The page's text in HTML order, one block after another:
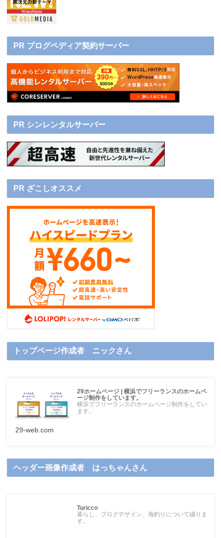
PR ブログペディア契約サーバー
PR シンレンタルサーバー
PR ざこしオススメ
トップページ作成者 ニックさん
29ホームページ | 横浜でフリーランスのホームペ
ージ制作をしています。
横浜でフリーランスのホームページ制作をしてい
ます。
29-web.com
ヘッダー画像作成者 はっちゃんさん
Turicco
暮らし、ブログデザイン、海釣りについて綴りま
す。